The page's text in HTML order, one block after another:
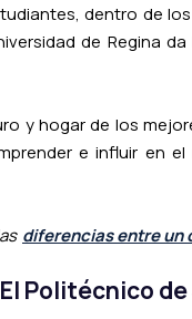
dentro de
de Regina
y hogar de los
e influir en
diferencias entre un
Politécnico